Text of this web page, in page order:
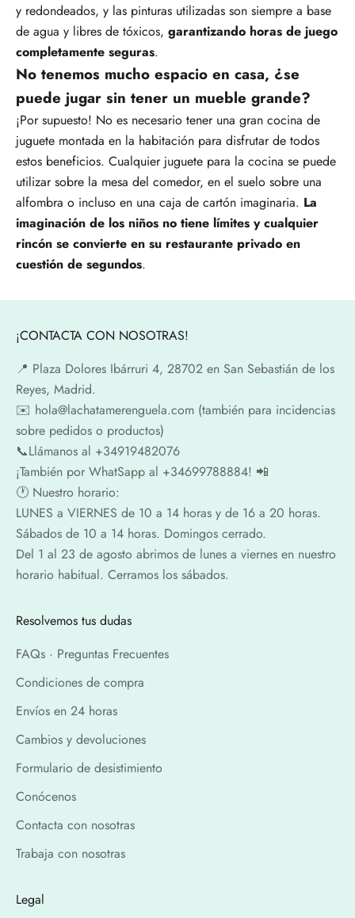
y redondeados, y las pinturas utilizadas son siempre a base
de agua y libres de tóxicos, garantizando horas de juego
completamente seguras.
No tenemos mucho espacio en casa, ¿se
puede jugar sin tener un mueble grande?
¡Por supuesto! No es necesario tener una gran cocina de
juguete montada en la habitación para disfrutar de todos
estos beneficios. Cualquier juguete para la cocina se puede
utilizar sobre la mesa del comedor, en el suelo sobre una
alfombra o incluso en una caja de cartón imaginaria. La
imaginación de los niños no tiene límites y cualquier
rincón se convierte en su restaurante privado en
cuestión de segundos.
¡CONTACTA CON NOSOTRAS!
📍​ Plaza Dolores Ibárruri 4, 28702 en San Sebastián de los
Reyes, Madrid.
✉️​ hola@lachatamerenguela.com (también para incidencias
sobre pedidos o productos)
📞​​Llámanos al +34919482076
¡También por WhatSapp al +34699788884! 📲
🕐​ Nuestro horario:
LUNES a VIERNES de 10 a 14 horas y de 16 a 20 horas.
Sábados de 10 a 14 horas. Domingos cerrado.
Del 1 al 23 de agosto abrimos de lunes a viernes en nuestro
horario habitual. Cerramos los sábados.
Resolvemos tus dudas
FAQs · Preguntas Frecuentes
Condiciones de compra
Envíos en 24 horas
Cambios y devoluciones
Formulario de desistimiento
Conócenos
Contacta con nosotras
Trabaja con nosotras
Legal